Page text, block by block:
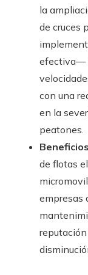
la
de cruces
efectiva—
con una
en la
peatones.
de flotas
empresas